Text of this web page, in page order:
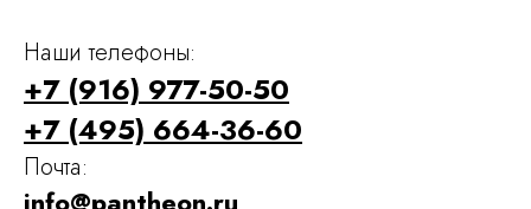
Наши телефоны:
+7 (916) 977-50-50
+7 (495) 664-36-60
Почта: